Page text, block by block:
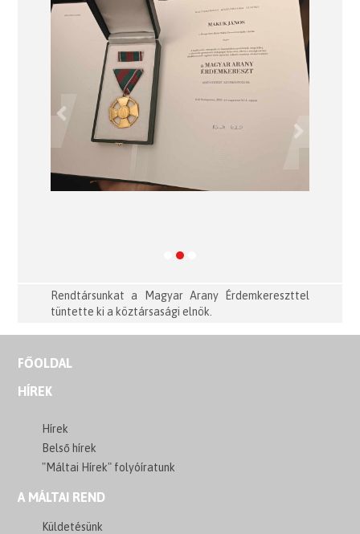
Previous
Rendtársunkat a Magyar Arany Érdemkereszttel
tüntette ki a köztársasági elnök.
FŐOLDAL
HÍREK
Hírek
Belső hírek
"Máltai Hírek" folyóíratunk
A MÁLTAI REND
Küldetésünk